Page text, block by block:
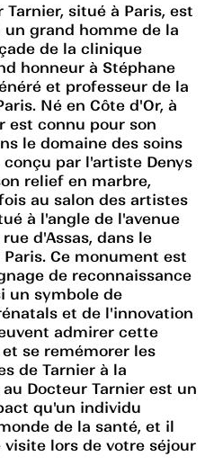
situé à Paris, est
grand homme de la
de la clinique
honneur à Stéphane
et professeur de la
Né en Côte d'Or, à
est connu pour son
le domaine des soins
par l'artiste Denys
relief en marbre,
au salon des artistes
à l'angle de l'avenue
d'Assas, dans le
Ce monument est
de reconnaissance
un symbole de
et de l'innovation
admirer cette
se remémorer les
de Tarnier à la
Docteur Tarnier est un
qu'un individu
de la santé, et il
lors de votre séjour